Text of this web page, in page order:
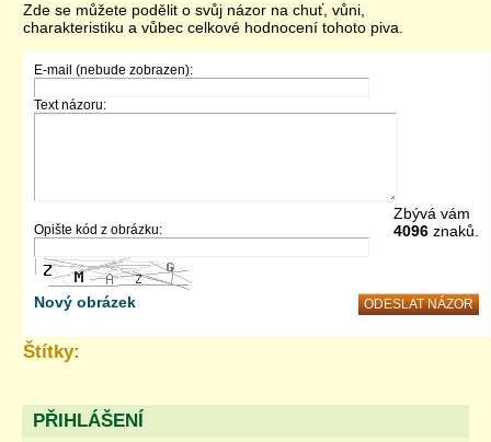
Zde se můžete podělit o svůj názor na chuť, vůni,
charakteristiku a vůbec celkové hodnocení tohoto piva.
E-mail (nebude zobrazen):
Text názoru:
Zbývá vám
4096 znaků.
Opište kód z obrázku:
Nový obrázek
Štítky:
PŘIHLÁŠENÍ